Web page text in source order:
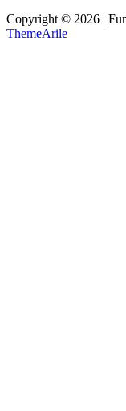
Copyright © 2026 |
ThemeArile